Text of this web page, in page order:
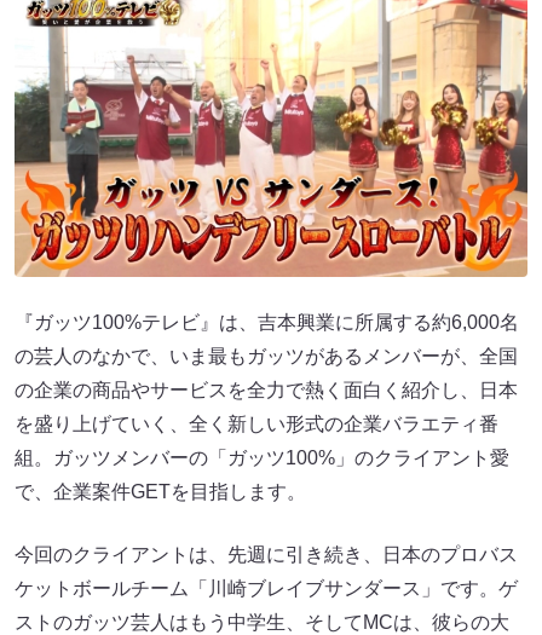
『ガッツ100%テレビ』は、吉本興業に所属する約6,000名
の芸人のなかで、いま最もガッツがあるメンバーが、全国
の企業の商品やサービスを全力で熱く面白く紹介し、日本
を盛り上げていく、全く新しい形式の企業バラエティ番
組。ガッツメンバーの「ガッツ100%」のクライアント愛
で、企業案件GETを目指します。
今回のクライアントは、先週に引き続き、日本のプロバス
ケットボールチーム「川崎ブレイブサンダース」です。ゲ
ストのガッツ芸人はもう中学生、そしてMCは、彼らの大